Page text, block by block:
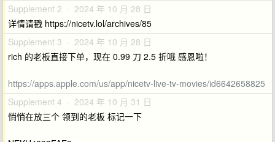
Supplement 2 · 2024 年 10 月 28 日
详情请戳 https://nicetv.lol/archives/85
Supplement 3 · 2024 年 10 月 28 日
rich 的老板直接下单，现在 0.99 刀 2.5 折哦 感恩啦！
https://apps.apple.com/us/app/nicetv-live-tv-movies/id6642658825
Supplement 4 · 2024 年 10 月 31 日
悄悄在放三个 领到的老板 标记一下